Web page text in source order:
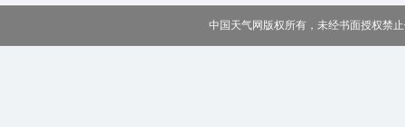
中国天气网版权所有，未经书面授权